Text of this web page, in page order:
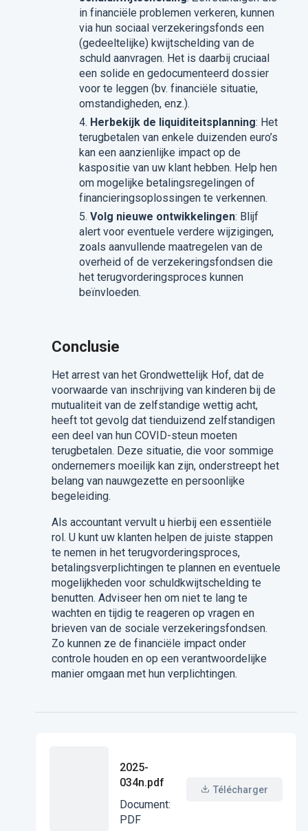
in financiële problemen verkeren, kunnen
via hun sociaal verzekeringsfonds een
(gedeeltelijke) kwijtschelding van de
schuld aanvragen. Het is daarbij cruciaal
een solide en gedocumenteerd dossier
voor te leggen (bv. financiële situatie,
omstandigheden, enz.).
Herbekijk de liquiditeitsplanning: Het
terugbetalen van enkele duizenden euro’s
kan een aanzienlijke impact op de
kaspositie van uw klant hebben. Help hen
om mogelijke betalingsregelingen of
financieringsoplossingen te verkennen.
Volg nieuwe ontwikkelingen: Blijf
alert voor eventuele verdere wijzigingen,
zoals aanvullende maatregelen van de
overheid of de verzekeringsfondsen die
het terugvorderingsproces kunnen
beïnvloeden.
Conclusie
Het arrest van het Grondwettelijk Hof, dat de
voorwaarde van inschrijving van kinderen bij de
mutualiteit van de zelfstandige wettig acht,
heeft tot gevolg dat tienduizend zelfstandigen
een deel van hun COVID-steun moeten
terugbetalen. Deze situatie, die voor sommige
ondernemers moeilijk kan zijn, onderstreept het
belang van nauwgezette en persoonlijke
begeleiding.
Als accountant vervult u hierbij een essentiële
rol. U kunt uw klanten helpen de juiste stappen
te nemen in het terugvorderingsproces,
betalingsverplichtingen te plannen en eventuele
mogelijkheden voor schuldkwijtschelding te
benutten. Adviseer hen om niet te lang te
wachten en tijdig te reageren op vragen en
brieven van de sociale verzekeringsfondsen.
Zo kunnen ze de financiële impact onder
controle houden en op een verantwoordelijke
manier omgaan met hun verplichtingen.
2025-
034n.pdf
Document:
PDF
Télécharger